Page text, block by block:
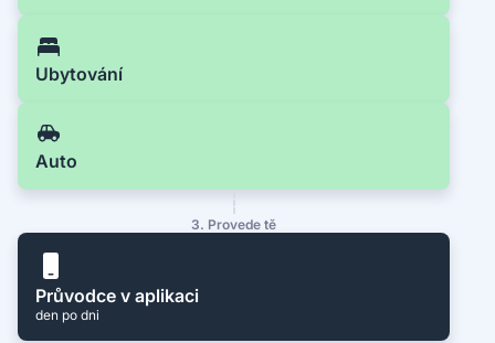
Ubytování
Auto
3. Provede tě
Průvodce v aplikaci
den po dni